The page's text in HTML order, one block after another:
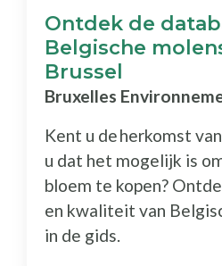
Ontdek de
Belgische
Brussel
Bruxelles
Kent u de herkomst
u dat het mogelijk is
bloem te kopen?
en kwaliteit van
in de gids.